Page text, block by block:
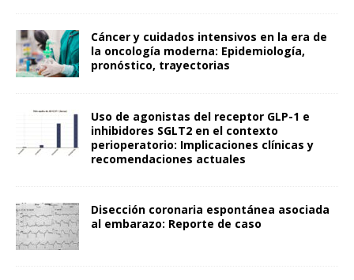
Cáncer y cuidados intensivos en la era de
la oncología moderna: Epidemiología,
pronóstico, trayectorias
Uso de agonistas del receptor GLP-1 e
inhibidores SGLT2 en el contexto
perioperatorio: Implicaciones clínicas y
recomendaciones actuales
Disección coronaria espontánea asociada
al embarazo: Reporte de caso